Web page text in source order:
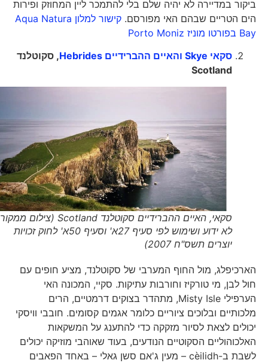
ביקור במדיירה לא יהיה שלם בלי להתמכר ליין המחוזק ופירות
הים הטריים שבהם האי מפורסם.
קישור למלון Aqua Natura
Bay בפורטו מוניז Porto Moniz
סקאי Skye והאיים ההברידיים Hebrides
, סקוטלנד
Scotland
סקאי, האיים ההברידיים סקוטלנד Scotland (צילום ממקור
לא ידוע ושימוש לפי סעיף 27א' וסעיף 50א' לחוק זכויות
יוצרים תשס"ח 2007)
הארכיפלג, מול החוף המערבי של סקוטלנד, מציע חופים עם
חול לבן, מי טורקיז וחורבות עתיקות. סקיי, המכונה האי
הערפילי Misty Isle, מתהדר בצוקים דרמטיים, הרים
מלכותיים ובלוכים ציוריים כלומר אגמים קסומים. חובבי וויסקי
יכולים לצאת לסיור מזקקה כדי להתענג על המשקאות
האלכוהוליים הסקוטיים הנודעים, בעוד שאוהבי מוזיקה יכולים
לשבת ב-cèilidh – מעין ג'אם סשן גאלי – באחד הפאבים